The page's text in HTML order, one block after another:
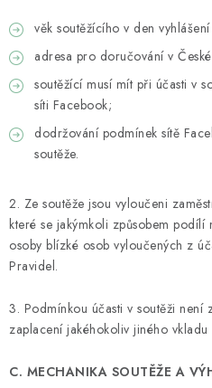
věk soutěžícího v den
adresa pro doručování v
soutěžící musí mít při účasti v
síti Facebook;
dodržování podmínek sítě
soutěže.
2. Ze soutěže jsou vyloučeni
které se jakýmkoli způsobem
osoby blízké osob vyloučených z
Pravidel.
3. Podmínkou účasti v soutěži není
zaplacení jakéhokoliv jiného vkladu
C. MECHANIKA SOUTĚŽE A